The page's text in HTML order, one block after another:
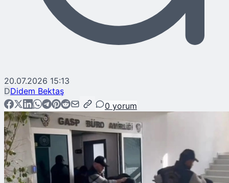
20.07.2026 15:13
DDidem Bektaş
0 yorum